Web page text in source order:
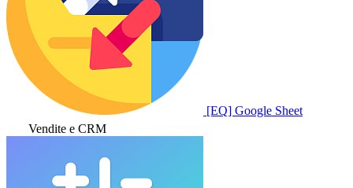
[EQ] Google Sheet
Vendite e CRM